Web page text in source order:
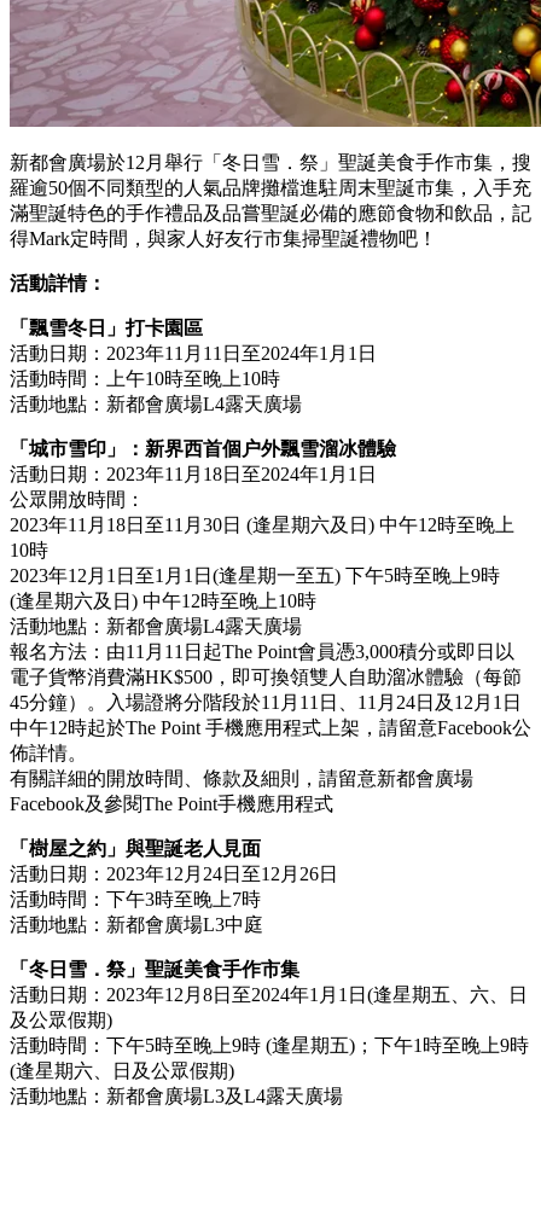
新都會廣場於12月舉行「冬日雪．祭」聖誕美食手作市集，搜
羅逾50個不同類型的人氣品牌攤檔進駐周末聖誕市集，入手充
滿聖誕特色的手作禮品及品嘗聖誕必備的應節食物和飲品，記
得Mark定時間，與家人好友行市集掃聖誕禮物吧！
活動詳情：
「飄雪冬日」打卡園區
活動日期：2023年11月11日至2024年1月1日
活動時間：上午10時至晚上10時
活動地點：新都會廣場L4露天廣場
「城市雪印」：新界西首個户外飄雪溜冰體驗
活動日期：2023年11月18日至2024年1月1日
公眾開放時間：
2023年11月18日至11月30日 (逢星期六及日) 中午12時至晚上
10時
2023年12月1日至1月1日(逢星期一至五) 下午5時至晚上9時
(逢星期六及日) 中午12時至晚上10時
活動地點：新都會廣場L4露天廣場
報名方法：由11月11日起The Point會員憑3,000積分或即日以
電子貨幣消費滿HK$500，即可換領雙人自助溜冰體驗（每節
45分鐘）。入場證將分階段於11月11日、11月24日及12月1日
中午12時起於The Point 手機應用程式上架，請留意Facebook公
佈詳情。
有關詳細的開放時間、條款及細則，請留意新都會廣場
Facebook及參閱The Point手機應用程式
「樹屋之約」與聖誕老人見面
活動日期：2023年12月24日至12月26日
活動時間：下午3時至晚上7時
活動地點：新都會廣場L3中庭
「冬日雪．祭」聖誕美食手作市集
活動日期：2023年12月8日至2024年1月1日(逢星期五、六、日
及公眾假期)
活動時間：下午5時至晚上9時 (逢星期五)；下午1時至晚上9時
(逢星期六、日及公眾假期)
活動地點：新都會廣場L3及L4露天廣場